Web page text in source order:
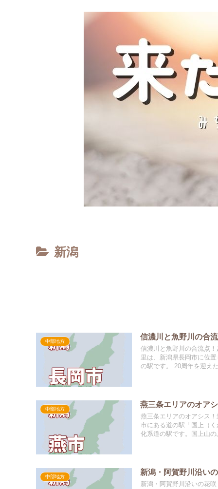
新潟
中部地方
信濃川と魚野川の合
信濃川と魚野川の合流点
里は、新潟県長岡市に位
の駅です。 20周年を迎え
中部地方
燕三条エリアのオア
燕三条エリアのオアシス
市にある道の駅「国上（
化系道の駅です。国上山
中部地方
新潟・阿賀野川沿い
新潟・阿賀野川沿いの花